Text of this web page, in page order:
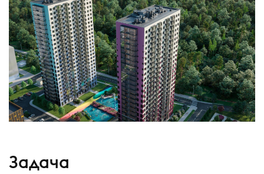
Задача